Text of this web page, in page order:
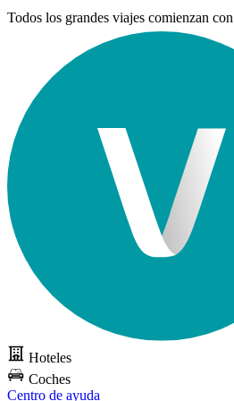
Todos los grandes viajes comienzan
Hoteles
Coches
Centro de ayuda